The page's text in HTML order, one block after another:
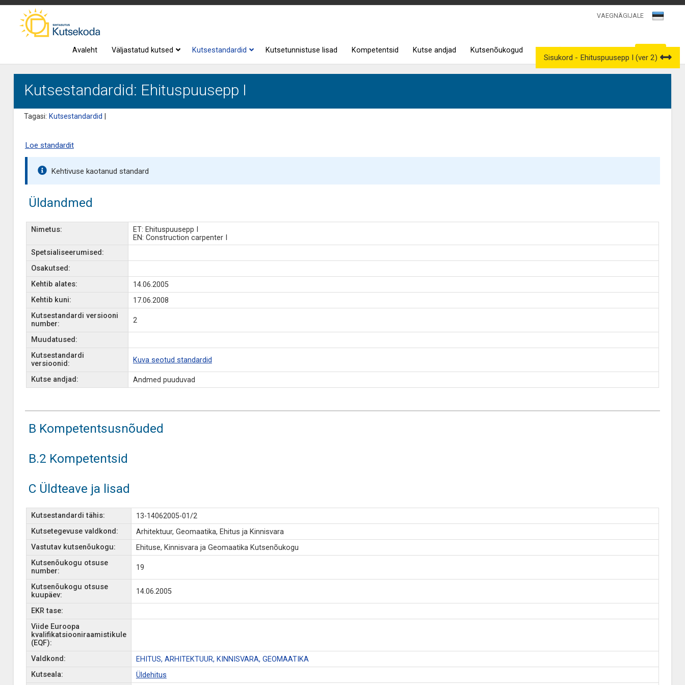
VAEGNÄGIJALE
Avaleht Väljastatud kutsed Kutsestandardid Kutsetunnistuse lisad Kompetentsid Kutse andjad Kutsenõukogud
Kutsestandardid: Ehituspuusepp I
Tagasi: Kutsestandardid
Sisukord - Ehituspuusepp I (ver 2)
Loe standardit
Kehtivuse kaotanud standard
Üldandmed
Nimetus:
ET: Ehituspuusepp I
EN: Construction carpenter I
Spetsialiseerumised:
Osakutsed:
Kehtib alates:
14.06.2005
Kehtib kuni:
17.06.2008
Kutsestandardi versiooni
number:
2
Muudatused:
Kutsestandardi
versioonid:
Kuva seotud standardid
Kutse andjad: Andmed puuduvad
B Kompetentsusnõuded
B.2 Kompetentsid
C Üldteave ja lisad
Kutsestandardi tähis:
13-14062005-01/2
Kutsetegevuse valdkond:
Arhitektuur, Geomaatika, Ehitus ja Kinnisvara
Vastutav kutsenõukogu:
Ehituse, Kinnisvara ja Geomaatika Kutsenõukogu
Kutsenõukogu otsuse
number:
19
Kutsenõukogu otsuse
kuupäev:
14.06.2005
EKR tase:
Viide Euroopa
kvalifikatsiooniraamistikule
(EQF):
Valdkond:
EHITUS, ARHITEKTUUR, KINNISVARA, GEOMAATIKA
Kutseala:
Üldehitus